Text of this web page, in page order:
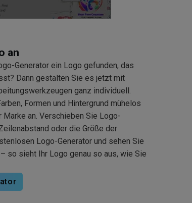
an
Generator ein Logo gefunden, das
Dann gestalten Sie es jetzt mit
ganz individuell.
Formen und Hintergrund mühelos
an. Verschieben Sie Logo-
oder die Größe der
Logo-Generator und sehen Sie
so sieht Ihr Logo genau so aus, wie Sie